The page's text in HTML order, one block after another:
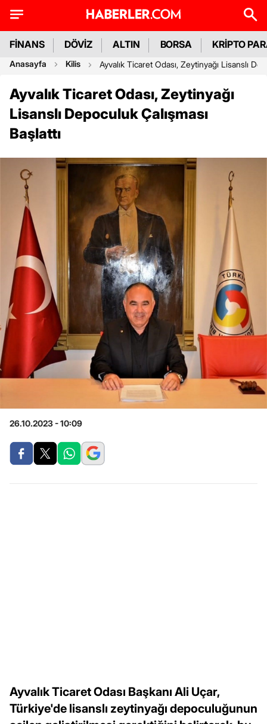
FİNANS DÖVİZ ALTIN BORSA KRİPTO
Anasayfa Kilis Ayvalık Ticaret Odası, Zeytinyağı Lisanslı
Ayvalık Ticaret Odası, Zeytinyağı
Lisanslı Depoculuk Çalışması
Başlattı
26.10.2023 - 10:09
Ayvalık Ticaret Odası Başkanı Ali Uçar,
Türkiye'de lisanslı zeytinyağı depoculuğunun